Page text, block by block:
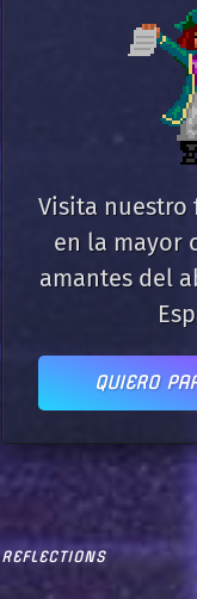
Visita
en la mayor
amantes del
QUIERO
REFLECTIONS